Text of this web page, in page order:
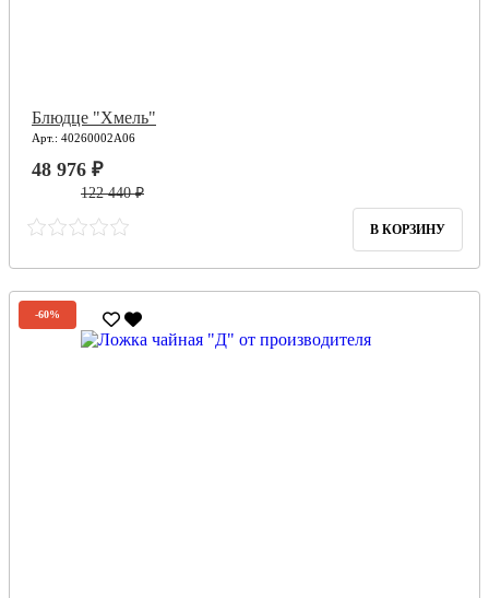
Блюдце "Хмель"
Арт.: 40260002А06
48 976 ₽
122 440 ₽
В КОРЗИНУ
-60%